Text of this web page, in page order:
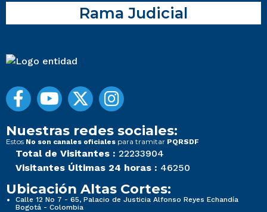
Rama Judicial
Nuestras redes sociales:
Estos No son canales oficiales para tramitar PQRSDF
Total de Visitantes : 22233904
Visitantes Últimas 24 horas : 46250
Ubicación Altas Cortes:
Calle 12 No 7 - 65, Palacio de Justicia Alfonso Reyes Echandía
Bogotá - Colombia